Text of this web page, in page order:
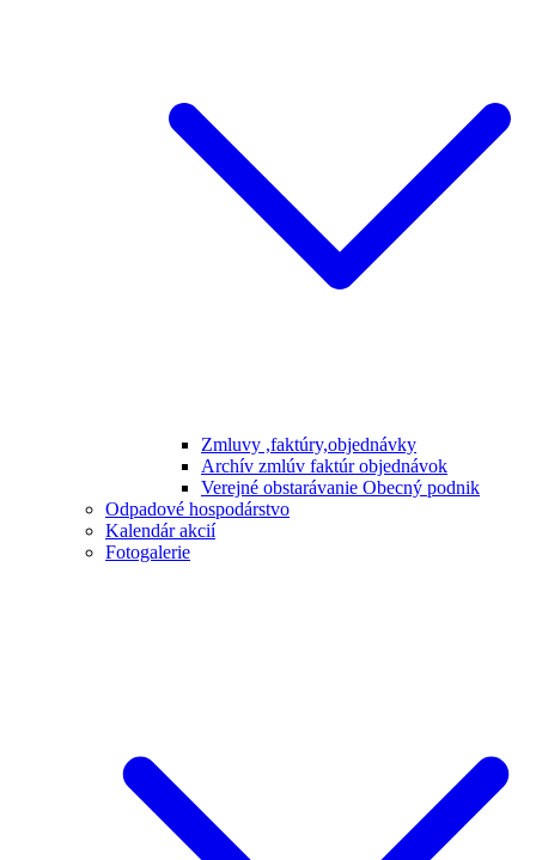
Zmluvy ,faktúry,objednávky
Archív zmlúv faktúr objednávok
Verejné obstarávanie Obecný podnik
Odpadové hospodárstvo
Kalendár akcií
Fotogalerie